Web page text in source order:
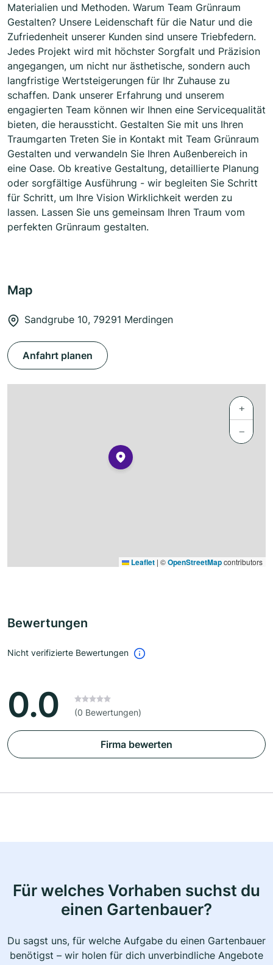
Materialien und Methoden. Warum Team Grünraum
Gestalten? Unsere Leidenschaft für die Natur und die
Zufriedenheit unserer Kunden sind unsere Triebfedern.
Jedes Projekt wird mit höchster Sorgfalt und Präzision
angegangen, um nicht nur ästhetische, sondern auch
langfristige Wertsteigerungen für Ihr Zuhause zu
schaffen. Dank unserer Erfahrung und unserem
engagierten Team können wir Ihnen eine Servicequalität
bieten, die heraussticht. Gestalten Sie mit uns Ihren
Traumgarten Treten Sie in Kontakt mit Team Grünraum
Gestalten und verwandeln Sie Ihren Außenbereich in
eine Oase. Ob kreative Gestaltung, detaillierte Planung
oder sorgfältige Ausführung - wir begleiten Sie Schritt
für Schritt, um Ihre Vision Wirklichkeit werden zu
lassen. Lassen Sie uns gemeinsam Ihren Traum vom
perfekten Grünraum gestalten.
Map
Sandgrube 10, 79291 Merdingen
Anfahrt planen
+
−
Leaflet | ©OpenStreetMapcontributors
Bewertungen
Nicht verifizierte Bewertungen
0.0 (0 Bewertungen)
Firma bewerten
Für welches Vorhaben suchst du
einen Gartenbauer?
Du sagst uns, für welche Aufgabe du einen Gartenbauer
benötigst – wir holen für dich unverbindliche Angebote